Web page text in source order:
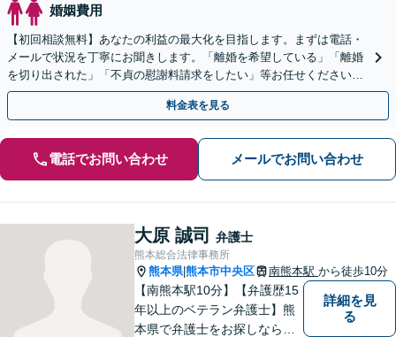
婚姻費用
【初回相談無料】あなたの利益の最大化を目指します。まずは電話・
メールで状況を丁寧にお聞きします。「離婚を希望している」「離婚
を切り出された」「不貞の慰謝料請求をしたい」等お任せください。
【リーズナブルな料金設定】
料金表を見る
電話でお問い合わせ メールでお問い合わせ
大原 誠司 弁護士
熊本総合法律事務所
熊本県|熊本市中央区 南熊本駅 から徒歩10分
【南熊本駅10分】【弁護歴15
年以上のベテラン弁護士】熊
本県で弁護士をお探しなら、
詳細を見
る